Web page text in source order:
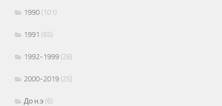
1990 (101)
1991 (65)
1992-1999 (26)
2000-2019 (25)
До н.э (6)